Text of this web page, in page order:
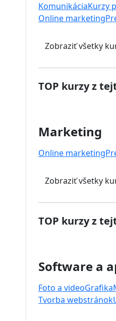
KomunikáciaKurzy
Online marketing
Zobraziť všetky
TOP kurzy z
Marketing
Online marketing
Zobraziť všetky
TOP kurzy z
Software a
Foto a videoGrafika
Tvorba webstránok